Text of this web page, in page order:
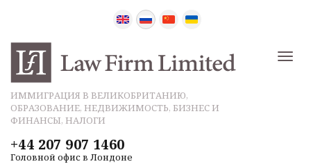
ИММИГРАЦИЯ В ВЕЛИКОБРИТАНИЮ,
ОБРАЗОВАНИЕ, НЕДВИЖИМОСТЬ, БИЗНЕС И
ФИНАНСЫ, НАЛОГИ
+44 207 907 1460
Головной офис в Лондоне